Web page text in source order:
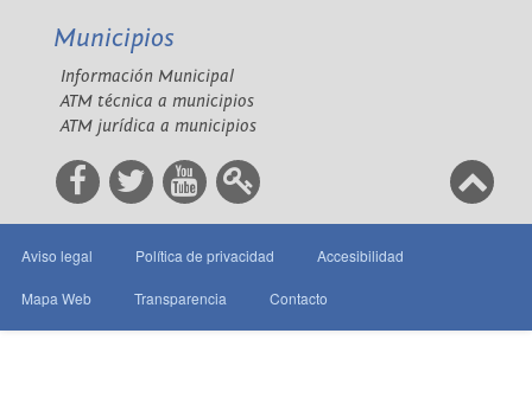
Municipios
Información Municipal
ATM técnica a municipios
ATM jurídica a municipios
Aviso legal Política de privacidad Accesibilidad
Mapa Web Transparencia Contacto